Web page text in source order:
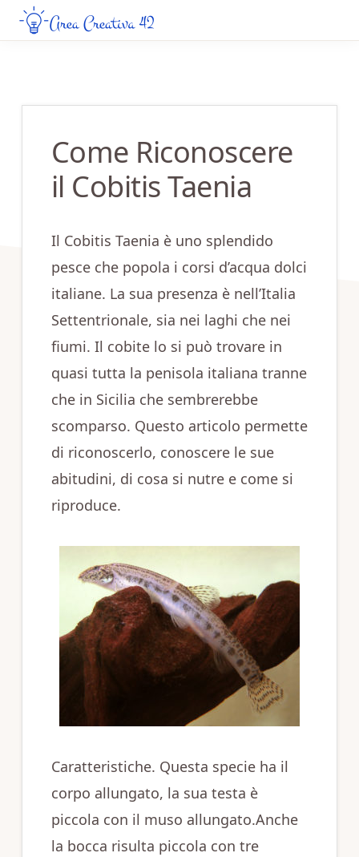
Skip
to
Skip
to
Come Riconoscere
il Cobitis Taenia
Il Cobitis Taenia è uno splendido
pesce che popola i corsi d’acqua dolci
italiane. La sua presenza è nell’Italia
Settentrionale, sia nei laghi che nei
fiumi. Il cobite lo si può trovare in
quasi tutta la penisola italiana tranne
che in Sicilia che sembrerebbe
scomparso. Questo articolo permette
di riconoscerlo, conoscere le sue
abitudini, di cosa si nutre e come si
riproduce.
Caratteristiche. Questa specie ha il
corpo allungato, la sua testa è
piccola con il muso allungato.Anche
la bocca risulta piccola con tre